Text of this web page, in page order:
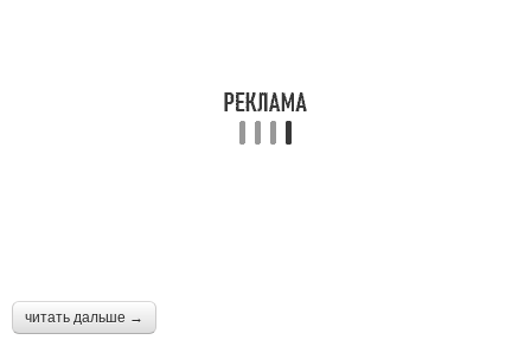
читать дальше →